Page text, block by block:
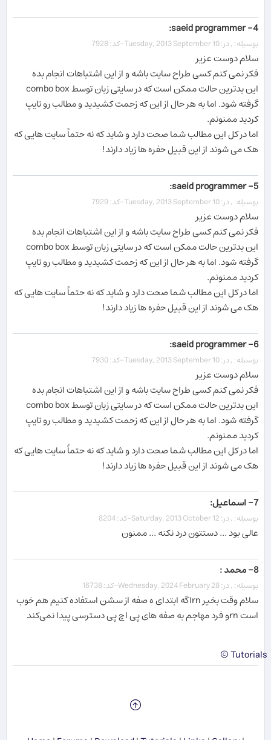
4- saeid programmer:
بوسیله: , در: Tuesday, 2013 September 10-کد: 7928
سلام دوست عزیر
فکر نمی کنم کسی طراح سایت باشه و از این اشتباهات انجام بده
این بدترین حالت ممکن است که در سایتی زبان توسط combo box
گرفته شود. اما به هر حال از این که زحمت کشیدید و مطالب رو تایپ
کردید ممنونم.
اما در کل این مطالب شما صحت دارد و شاید که نه حتماً سایت هایی که
هک می شوند از این قبیل حفره ها زیاد دارند!
5- saeid programmer:
بوسیله: , در: Tuesday, 2013 September 10-کد: 7929
سلام دوست عزیر
فکر نمی کنم کسی طراح سایت باشه و از این اشتباهات انجام بده
این بدترین حالت ممکن است که در سایتی زبان توسط combo box
گرفته شود. اما به هر حال از این که زحمت کشیدید و مطالب رو تایپ
کردید ممنونم.
اما در کل این مطالب شما صحت دارد و شاید که نه حتماً سایت هایی که
هک می شوند از این قبیل حفره ها زیاد دارند!
6- saeid programmer:
بوسیله: , در: Tuesday, 2013 September 10-کد: 7930
سلام دوست عزیر
فکر نمی کنم کسی طراح سایت باشه و از این اشتباهات انجام بده
این بدترین حالت ممکن است که در سایتی زبان توسط combo box
گرفته شود. اما به هر حال از این که زحمت کشیدید و مطالب رو تایپ
کردید ممنونم.
اما در کل این مطالب شما صحت دارد و شاید که نه حتماً سایت هایی که
هک می شوند از این قبیل حفره ها زیاد دارند!
7- اسماعیل:
بوسیله: , در: Saturday, 2013 October 12-کد: 8204
عالی بود ... دستتون درد نکنه ... ممنون
8- محمد :
بوسیله: , در: Wednesday, 2024 February 28-کد: 16738
سلام وقت بخیر rnاگه ابتدای ه صفه از سشن استفاده کنیم هم خوب
است rnو فرد مهاجم به صفه های پی اچ پی دسترسی پیدا نمی‌کند
Tutorials ©